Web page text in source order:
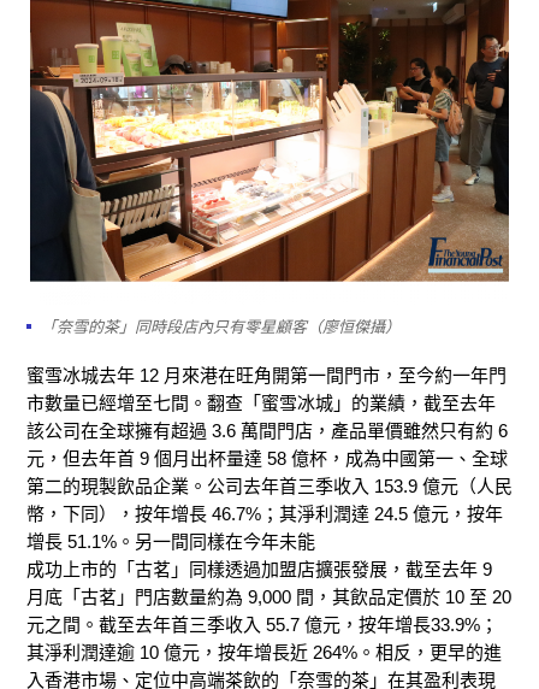
「奈雪的茶」同時段店內只有零星顧客（廖恒傑攝）
蜜雪冰城去年 12 月來港在旺角開第一間門市，至今約一年門
市數量已經增至七間。翻查「蜜雪冰城」的業績，截至去年
該公司在全球擁有超過 3.6 萬間門店，產品單價雖然只有約 6
元，但去年首 9 個月出杯量達 58 億杯，成為中國第一、全球
第二的現製飲品企業。公司去年首三季收入 153.9 億元（人民
幣，下同），按年增長 46.7%；其淨利潤達 24.5 億元，按年
增長 51.1%。另一間同樣在今年未能
成功上市的「古茗」同樣透過加盟店擴張發展，截至去年 9
月底「古茗」門店數量約為 9,000 間，其飲品定價於 10 至 20
元之間。截至去年首三季收入 55.7 億元，按年增長33.9%；
其淨利潤達逾 10 億元，按年增長近 264%。相反，更早的進
入香港市場、定位中高端茶飲的「奈雪的茶」在其盈利表現